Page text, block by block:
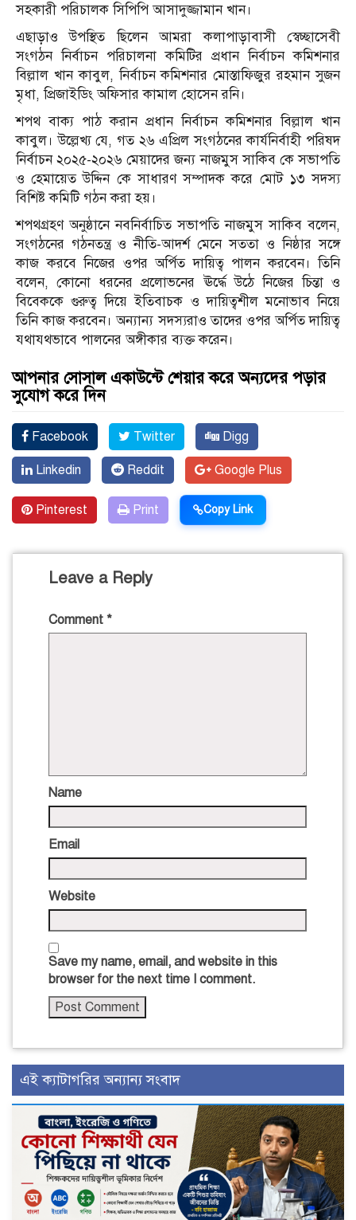
সহকারী পরিচালক সিপিপি আসাদুজ্জামান খান।
এছাড়াও উপস্থিত ছিলেন আমরা কলাপাড়াবাসী স্বেচ্ছাসেবী
সংগঠন নির্বাচন পরিচালনা কমিটির প্রধান নির্বাচন কমিশনার
বিল্লাল খান কাবুল, নির্বাচন কমিশনার মোস্তাফিজুর রহমান সুজন
মৃধা, প্রিজাইডিং অফিসার কামাল হোসেন রনি।
শপথ বাক্য পাঠ করান প্রধান নির্বাচন কমিশনার বিল্লাল খান
কাবুল। উল্লেখ্য যে, গত ২৬ এপ্রিল সংগঠনের কার্যনির্বাহী পরিষদ
নির্বাচন ২০২৫-২০২৬ মেয়াদের জন্য নাজমুস সাকিব কে সভাপতি
ও হেমায়েত উদ্দিন কে সাধারণ সম্পাদক করে মোট ১৩ সদস্য
বিশিষ্ট কমিটি গঠন করা হয়।
শপথগ্রহণ অনুষ্ঠানে নবনির্বাচিত সভাপতি নাজমুস সাকিব বলেন,
সংগঠনের গঠনতন্ত্র ও নীতি-আদর্শ মেনে সততা ও নিষ্ঠার সঙ্গে
কাজ করবে নিজের ওপর অর্পিত দায়িত্ব পালন করবেন। তিনি
বলেন, কোনো ধরনের প্রলোভনের ঊর্দ্ধে উঠে নিজের চিন্তা ও
বিবেককে গুরুত্ব দিয়ে ইতিবাচক ও দায়িত্বশীল মনোভাব নিয়ে
তিনি কাজ করবেন। অন্যান্য সদস্যরাও তাদের ওপর অর্পিত দায়িত্ব
যথাযথভাবে পালনের অঙ্গীকার ব্যক্ত করেন।
আপনার সোসাল একাউন্টে শেয়ার করে অন্যদের পড়ার
সুযোগ করে দিন
Facebook Twitter Digg
Linkedin Reddit Google Plus
Pinterest Print Copy Link
Leave a Reply
Comment *
Name
Email
Website
Save my name, email, and website in this
browser for the next time I comment.
এই ক্যাটাগরির অন্যান্য সংবাদ